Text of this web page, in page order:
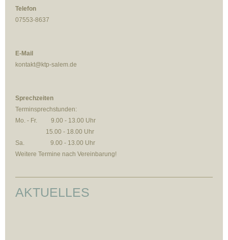
Telefon
07553-8637
E-Mail
kontakt@ktp-salem.de
Sprechzeiten
Terminsprechstunden:
Mo. - Fr. 9.00 - 13.00 Uhr
15.00 - 18.00 Uhr
Sa. 9.00 - 13.00 Uhr
Weitere Termine nach Vereinbarung!
AKTUELLES